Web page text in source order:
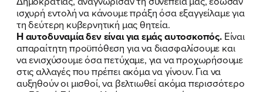
ισχυρή εντολή να κάνουμε πράξη όσα εξαγγείλαμε για
τη δεύτερη κυβερνητική μας θητεία.
Η αυτοδυναμία δεν είναι για εμάς αυτοσκοπός. Είναι
απαραίτητη προϋπόθεση για να διασφαλίσουμε και
να ενισχύσουμε όσα πετύχαμε, για να προχωρήσουμε
στις αλλαγές που πρέπει ακόμα να γίνουν. Για να
αυξηθούν οι μισθοί, να βελτιωθεί ακόμα περισσότερο